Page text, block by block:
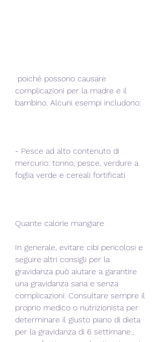
complicazioni per la madre e il
bambino. Alcuni esempi includono:
- Pesce ad alto contenuto di
mercurio: tonno, pesce, verdure a
foglia verde e cereali fortificati
Quante calorie mangiare
In generale, evitare cibi pericolosi e
seguire altri consigli per la
gravidanza può aiutare a garantire
una gravidanza sana e senza
complicazioni. Consultare sempre il
proprio medico o nutrizionista per
determinare il giusto piano di dieta
per la gravidanza di 6 settimane.,